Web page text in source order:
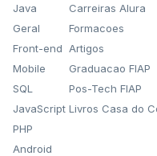
Java
Geral
Front-end
Mobile
SQL
JavaScript
PHP
Android
Carreiras Alura
Formacoes
Artigos
Graduacao FIAP
Pos-Tech FIAP
Livros Casa do